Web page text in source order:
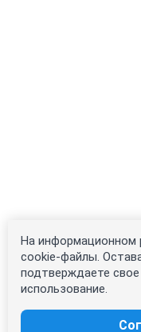
На информационном
cookie-файлы.
подтверждаете свое
использование.